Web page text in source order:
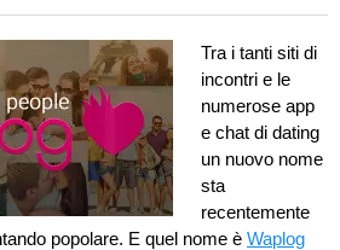
Tra i tanti siti di
incontri e le
numerose app
e chat di dating
un nuovo nome
sta
recentemente
popolare. E quel nome è Waplog